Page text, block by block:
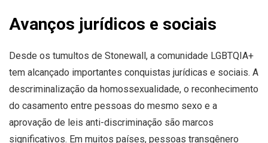
Avanços jurídicos e sociais
Desde os tumultos de Stonewall, a comunidade LGBTQIA+
tem alcançado importantes conquistas jurídicas e sociais. A
descriminalização da homossexualidade, o reconhecimento
do casamento entre pessoas do mesmo sexo e a
aprovação de leis anti-discriminação são marcos
significativos. Em muitos países, pessoas transgênero